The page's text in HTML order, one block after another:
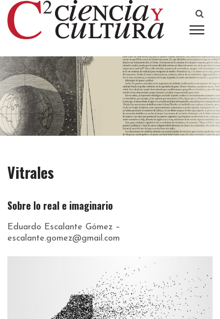
Literatura / Columnas
Vitrales
Sobre lo real e imaginario
Eduardo Escalante Gómez –
escalante.gomez@gmail.com